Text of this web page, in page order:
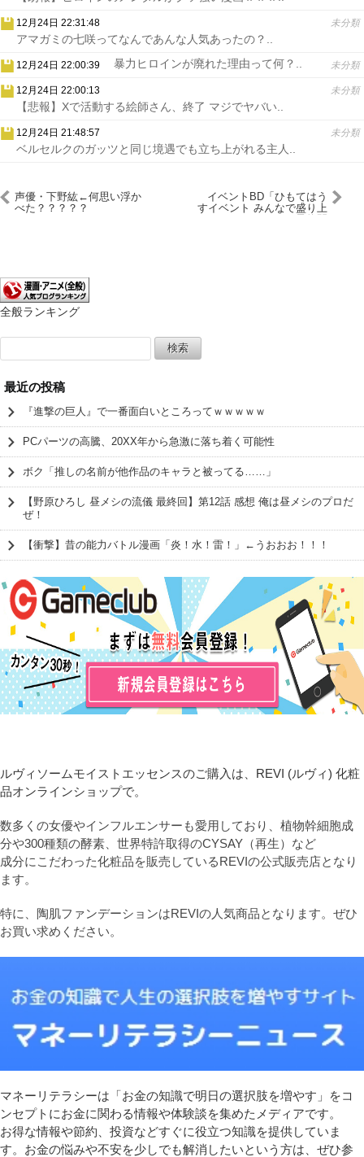
12月24日 22:31:48 未分類
アマガミの七咲ってなんであんな人気あったの？..
12月24日 22:00:39 未分類
暴力ヒロインが廃れた理由って何？..
12月24日 22:00:13 未分類
【悲報】Xで活動する絵師さん、終了 マジでヤバい..
12月24日 21:48:57 未分類
ベルセルクのガッツと同じ境遇でも立ち上がれる主人..
声優・下野紘←何思い浮か
べた？？？？？
イベントBD「ひもてはう
すイベント みんなで盛り上
全般ランキング
索:
最近の投稿
『進撃の巨人』で一番面白いところってｗｗｗｗｗ
PCパーツの高騰、20XX年から急激に落ち着く可能性
ボク「推しの名前が他作品のキャラと被ってる……」
【野原ひろし 昼メシの流儀 最終回】第12話 感想 俺は昼メシのプロだ
ぜ！
【衝撃】昔の能力バトル漫画「炎！水！雷！」←うおおお！！！
ルヴィソームモイストエッセンスのご購入は、REVI (ルヴィ) 化粧
品オンラインショップで。
数多くの女優やインフルエンサーも愛用しており、植物幹細胞成
分や300種類の酵素、世界特許取得のCYSAY（再生）など
成分にこだわった化粧品を販売しているREVIの公式販売店となり
ます。
特に、陶肌ファンデーションはREVIの人気商品となります。ぜひ
お買い求めください。
マネーリテラシーは「お金の知識で明日の選択肢を増やす」をコ
ンセプトにお金に関わる情報や体験談を集めたメディアです。
お得な情報や節約、投資などすぐに役立つ知識を提供していま
す。お金の悩みや不安を少しでも解消したいという方は、ぜひ参